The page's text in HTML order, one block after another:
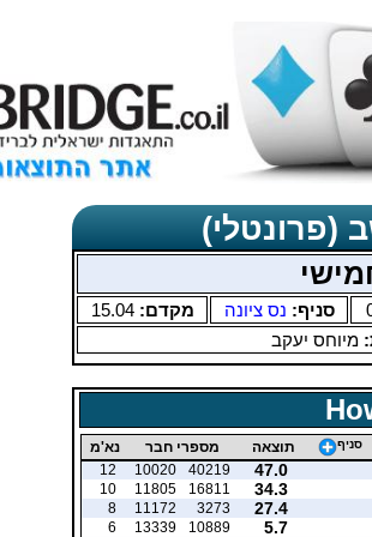
(פרונטלי)
סניף: נס ציונה מקדם:15.04
מיוחס יעקב
סניף תוצאה מספרי חבר
נא'מ
47.0
40219
10020
12
34.3
16811
11805
10
27.4
3273
11172
8
5.7
10889
13339
6